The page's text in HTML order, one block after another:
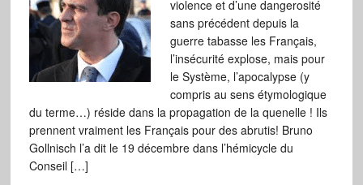
violence et d’une dangerosité
sans précédent depuis la
guerre tabasse les Français,
l’insécurité explose, mais pour
le Système, l’apocalypse (y
compris au sens étymologique
du terme…) réside dans la propagation de la quenelle ! Ils
prennent vraiment les Français pour des abrutis! Bruno
Gollnisch l’a dit le 19 décembre dans l’hémicycle du
Conseil […]